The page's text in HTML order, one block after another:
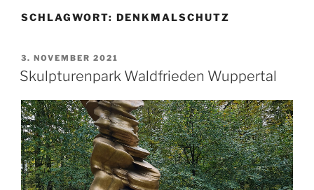
SCHLAGWORT: DENKMALSCHUTZ
VERÖFFENTLICHT
AM
3. NOVEMBER 2021
Skulpturenpark Waldfrieden Wuppertal